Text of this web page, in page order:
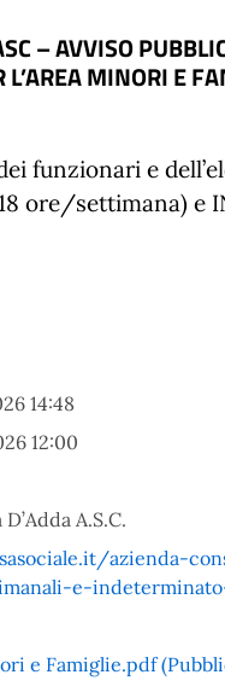
– AVVISO
MINORI E
funzionari e
ore/settimana) e
14:48
12:00
A.S.C.
azienda-
e-
e Famiglie.pdf